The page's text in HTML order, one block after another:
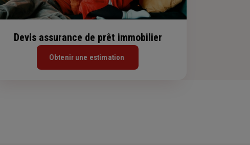
Devis assurance de prêt immobilier
Obtenir une estimation